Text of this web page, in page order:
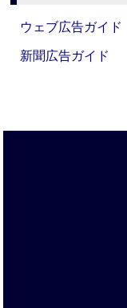
ウェブ広告ガイド
新聞広告ガイド